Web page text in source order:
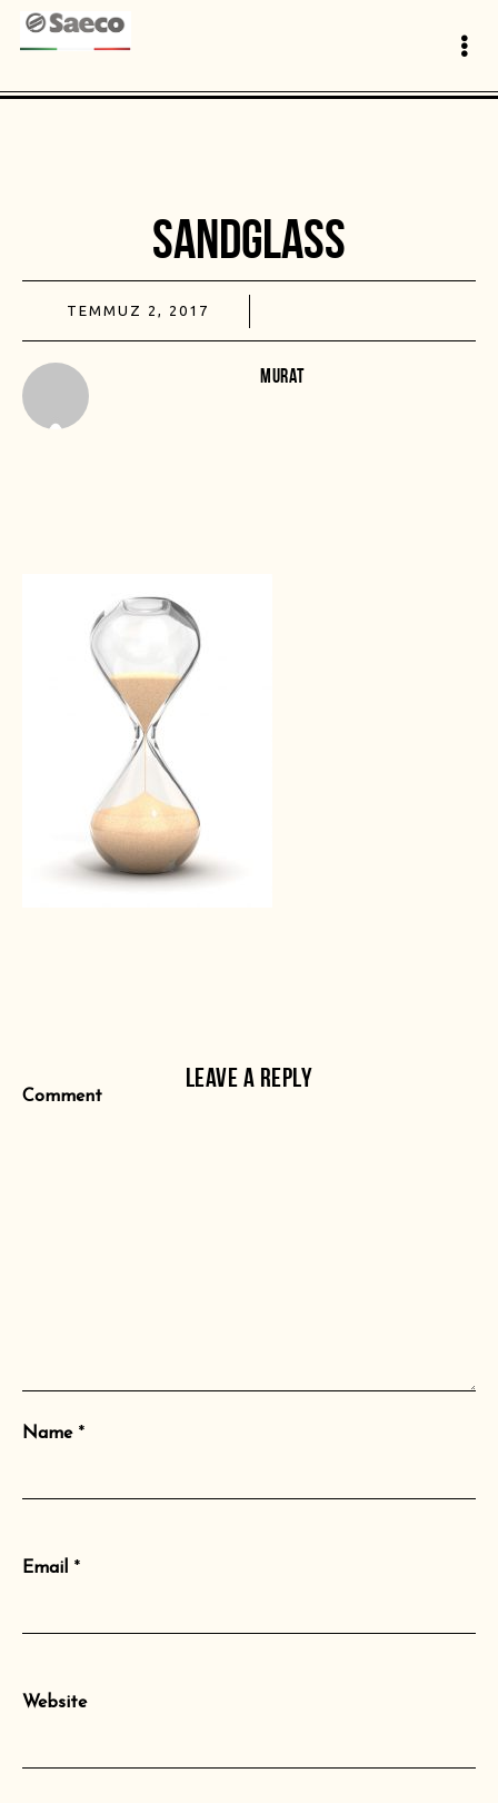
SANDGLASS
TEMMUZ 2, 2017
MURAT
LEAVE A REPLY
Comment
Name *
Email *
Website